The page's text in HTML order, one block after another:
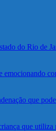
do Rio de
emocionando
que
que